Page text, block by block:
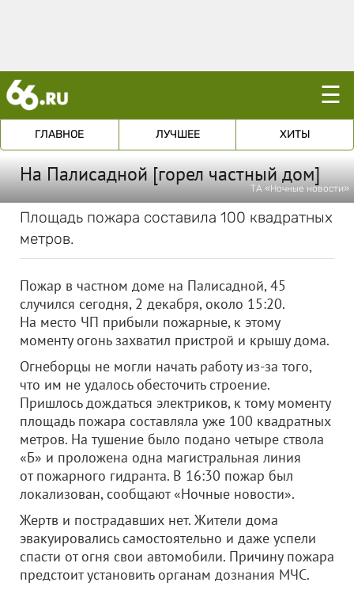
☰
ГЛАВНОЕ ЛУЧШЕЕ ХИТЫ
На Палисадной [горел частный дом]
ТА «Ночные новости»
Площадь пожара составила 100 квадратных
метров.
Пожар в частном доме на Палисадной, 45
случился сегодня, 2 декабря, около 15:20.
На место ЧП прибыли пожарные, к этому
моменту огонь захватил пристрой и крышу дома.
Огнеборцы не могли начать работу из-за того,
что им не удалось обесточить строение.
Пришлось дождаться электриков, к тому моменту
площадь пожара составляла уже 100 квадратных
метров. На тушение было подано четыре ствола
«Б» и проложена одна магистральная линия
от пожарного гидранта. В 16:30 пожар был
локализован, сообщают «Ночные новости».
Жертв и пострадавших нет. Жители дома
эвакуировались самостоятельно и даже успели
спасти от огня свои автомобили. Причину пожара
предстоит установить органам дознания МЧС.